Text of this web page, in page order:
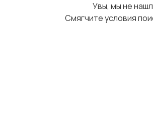
Увы, мы не
Смягчите условия